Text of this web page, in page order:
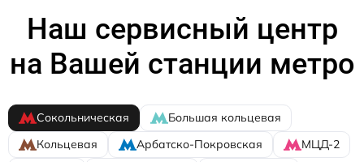
Наш сервисный центр
на Вашей станции метро
Сокольническая
Большая кольцевая
Кольцевая
Арбатско-Покровская
МЦД-2